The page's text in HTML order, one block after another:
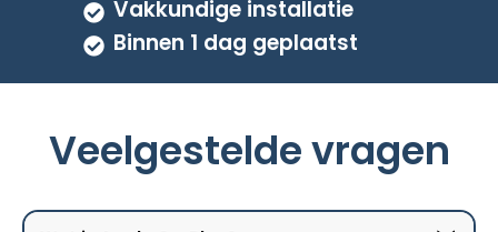
Vakkundige installatie
Binnen 1 dag geplaatst
Veelgestelde vragen